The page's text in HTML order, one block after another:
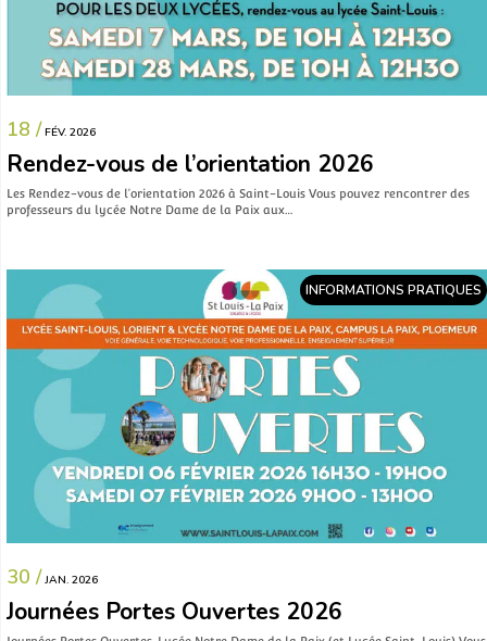
18 / FÉV. 2026
Rendez-vous de l’orientation 2026
Les Rendez-vous de l’orientation 2026 à Saint-Louis Vous pouvez rencontrer des
professeurs du lycée Notre Dame de la Paix aux…
INFORMATIONS PRATIQUES
30 / JAN. 2026
Journées Portes Ouvertes 2026